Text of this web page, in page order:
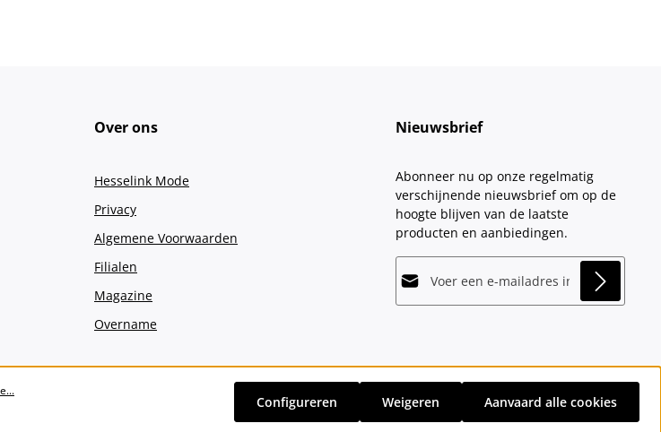
Over ons
Hesselink Mode
Privacy
Algemene Voorwaarden
Filialen
Magazine
Overname
Nieuwsbrief
Abonneer nu op onze regelmatig
verschijnende nieuwsbrief om op de
hoogte blijven van de laatste
producten en aanbiedingen.
u dat u onze
gegevensbeschermingsinformatiehebt
gelezen en onze
algemene voorwaardenhebt
verzendkostenen eventuele bezorgkosten, indien niet anders vermeld.
Weigeren
Configureren Aanvaard alle cookies